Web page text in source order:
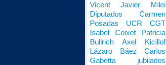
Vicent Javier Milei
Diputados Carmen
Posadas UCR CGT
Isabel Coixet Patricia
Bullrich Axel Kicillof
Lázaro Báez Carlos
Gabetta jubilados